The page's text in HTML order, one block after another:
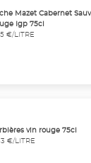
Mazet Cabernet
Igp 75cl
€/LITRE
vin rouge 75cl
€/LITRE